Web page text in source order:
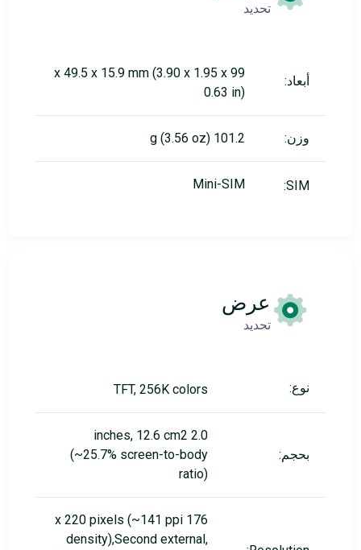
تحديد
أبعاد:
99 x 49.5 x 15.9 mm (3.90 x 1.95 x
0.63 in)
وزن: 101.2 g (3.56 oz)
SIM:
Mini-SIM
عرض
تحديد
نوع: TFT, 256K colors
بحجم:
2.0 inches, 12.6 cm2
(~25.7% screen-to-body
ratio)
176 x 220 pixels (~141 ppi
density),Second external,